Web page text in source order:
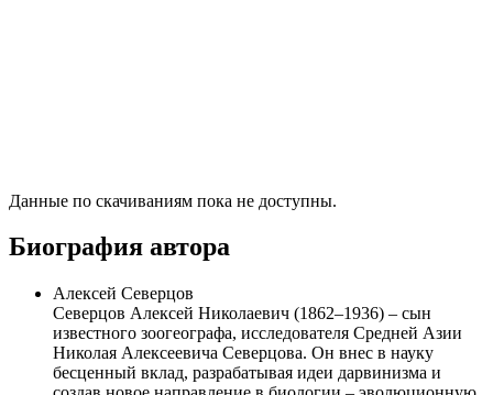
Данные по скачиваниям пока не доступны.
Биография автора
Алексей Северцов
Северцов Алексей Николаевич (1862–1936) – сын
известного зоогеографа, исследователя Средней Азии
Николая Алексеевича Северцова. Он внес в науку
бесценный вклад, разрабатывая идеи дарвинизма и